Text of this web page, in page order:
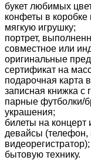
букет любимых
конфеты в коробке
мягкую игрушку;
портрет,
совместное или
оригинальные
сертификат на
подарочная карта
записная книжка с
парные футболки/
украшения;
билеты на концерт
девайсы (телефон,
видеорегистратор);
бытовую технику.